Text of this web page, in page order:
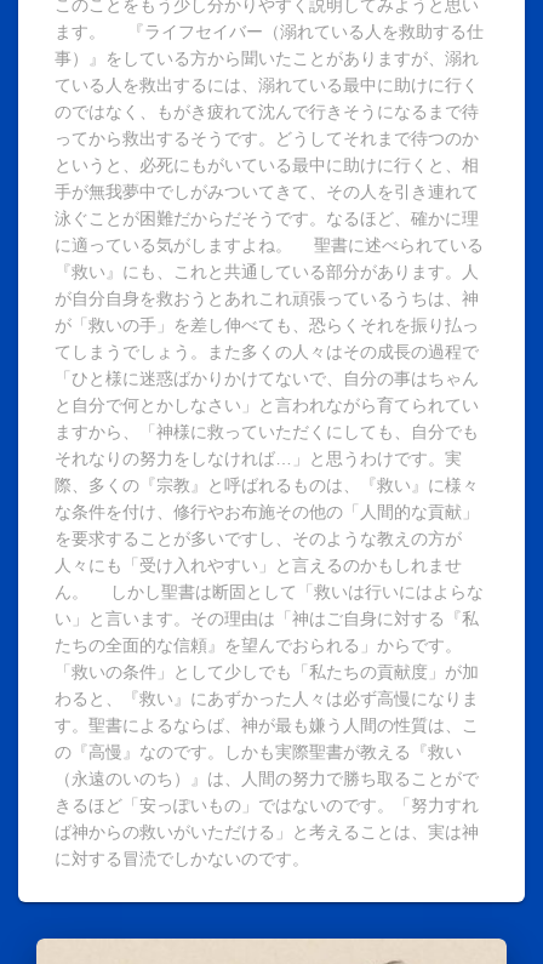
このことをもう少し分かりやすく説明してみようと思い
ます。 『ライフセイバー（溺れている人を救助する仕
事）』をしている方から聞いたことがありますが、溺れ
ている人を救出するには、溺れている最中に助けに行く
のではなく、もがき疲れて沈んで行きそうになるまで待
ってから救出するそうです。どうしてそれまで待つのか
というと、必死にもがいている最中に助けに行くと、相
手が無我夢中でしがみついてきて、その人を引き連れて
泳ぐことが困難だからだそうです。なるほど、確かに理
に適っている気がしますよね。 聖書に述べられている
『救い』にも、これと共通している部分があります。人
が自分自身を救おうとあれこれ頑張っているうちは、神
が「救いの手」を差し伸べても、恐らくそれを振り払っ
てしまうでしょう。また多くの人々はその成長の過程で
「ひと様に迷惑ばかりかけてないで、自分の事はちゃん
と自分で何とかしなさい」と言われながら育てられてい
ますから、「神様に救っていただくにしても、自分でも
それなりの努力をしなければ…」と思うわけです。実
際、多くの『宗教』と呼ばれるものは、『救い』に様々
な条件を付け、修行やお布施その他の「人間的な貢献」
を要求することが多いですし、そのような教えの方が
人々にも「受け入れやすい」と言えるのかもしれませ
ん。 しかし聖書は断固として「救いは行いにはよらな
い」と言います。その理由は「神はご自身に対する『私
たちの全面的な信頼』を望んでおられる」からです。
「救いの条件」として少しでも「私たちの貢献度」が加
わると、『救い』にあずかった人々は必ず高慢になりま
す。聖書によるならば、神が最も嫌う人間の性質は、こ
の『高慢』なのです。しかも実際聖書が教える『救い
（永遠のいのち）』は、人間の努力で勝ち取ることがで
きるほど「安っぽいもの」ではないのです。「努力すれ
ば神からの救いがいただける」と考えることは、実は神
に対する冒涜でしかないのです。